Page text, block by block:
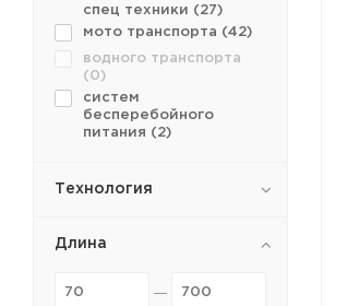
спец техники (27)
мото транспорта (42)
водного транспорта
( 0)
систем
бесперебойного
питания (2)
Технология
Длина